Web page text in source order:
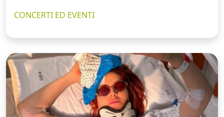
CONCERTI ED EVENTI